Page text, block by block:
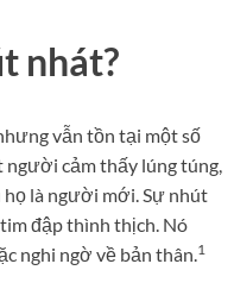
nhát?
vẫn tồn tại một số
người cảm thấy lúng túng,
họ là người mới. Sự nhút
đập thình thịch. Nó
nghi ngờ về bản thân. 1